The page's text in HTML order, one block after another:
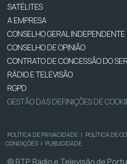
SATÉLITES
A EMPRESA
CONSELHO GERAL INDEPENDENTE
CONSELHO DE OPINIÃO
CONTRATO DE CONCESSÃO DO
RÁDIO E TELEVISÃO
RGPD
GESTÃO DAS DEFINIÇÕES DE
POLÍTICA DE PRIVACIDADE | POLÍTICA DE
CONDIÇÕES | PUBLICIDADE
© RTP, Rádio e Televisão de